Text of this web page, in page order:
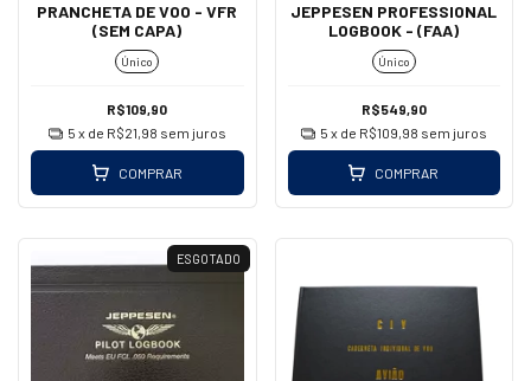
PRANCHETA DE VOO - VFR
(SEM CAPA)
Único
R$109,90
5 x de R$21,98 sem juros
COMPRAR
JEPPESEN PROFESSIONAL
LOGBOOK - (FAA)
Único
R$549,90
5 x de R$109,98 sem juros
COMPRAR
ESGOTADO